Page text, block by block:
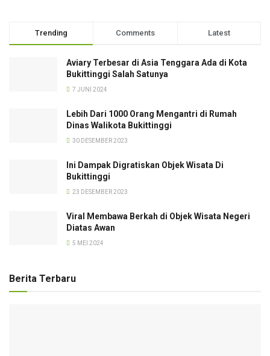
Trending Comments Latest
Aviary Terbesar di Asia Tenggara Ada di Kota
Bukittinggi Salah Satunya
7 JUNI 2024
Lebih Dari 1000 Orang Mengantri di Rumah
Dinas Walikota Bukittinggi
30 DESEMBER 2023
Ini Dampak Digratiskan Objek Wisata Di
Bukittinggi
23 DESEMBER 2023
Viral Membawa Berkah di Objek Wisata Negeri
Diatas Awan
5 MEI 2024
Berita Terbaru